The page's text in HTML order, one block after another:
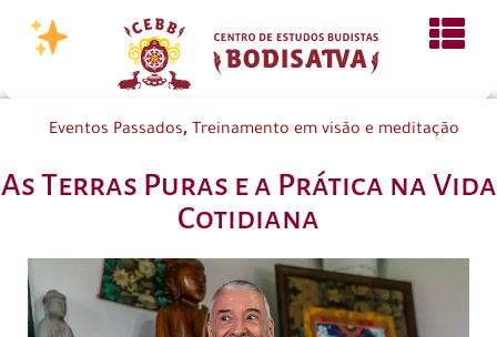
Eventos Passados, Treinamento em visão e meditação
As Terras Puras e a Prática na Vida
Cotidiana